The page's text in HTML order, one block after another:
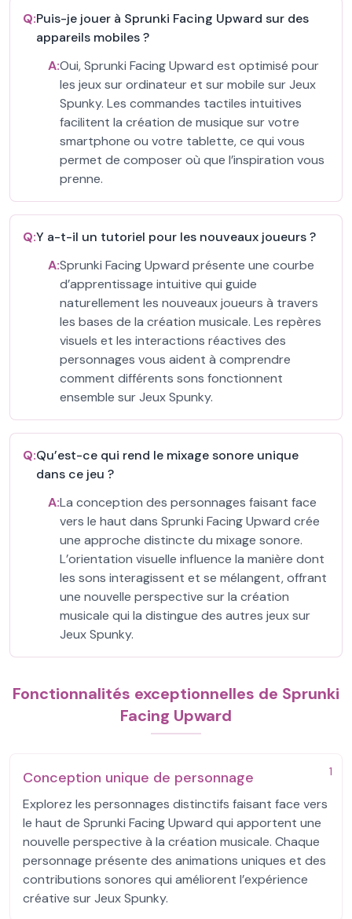
Q:Puis-je jouer à Sprunki Facing Upward sur des
appareils mobiles ?
A:Oui, Sprunki Facing Upward est optimisé pour
les jeux sur ordinateur et sur mobile sur Jeux
Spunky. Les commandes tactiles intuitives
facilitent la création de musique sur votre
smartphone ou votre tablette, ce qui vous
permet de composer où que l’inspiration vous
prenne.
Q:Y a-t-il un tutoriel pour les nouveaux joueurs ?
A:Sprunki Facing Upward présente une courbe
d’apprentissage intuitive qui guide
naturellement les nouveaux joueurs à travers
les bases de la création musicale. Les repères
visuels et les interactions réactives des
personnages vous aident à comprendre
comment différents sons fonctionnent
ensemble sur Jeux Spunky.
Q:Qu’est-ce qui rend le mixage sonore unique
dans ce jeu ?
A:La conception des personnages faisant face
vers le haut dans Sprunki Facing Upward crée
une approche distincte du mixage sonore.
L’orientation visuelle influence la manière dont
les sons interagissent et se mélangent, offrant
une nouvelle perspective sur la création
musicale qui la distingue des autres jeux sur
Jeux Spunky.
Fonctionnalités exceptionnelles de Sprunki
Facing Upward
1
Conception unique de personnage
Explorez les personnages distinctifs faisant face vers
le haut de Sprunki Facing Upward qui apportent une
nouvelle perspective à la création musicale. Chaque
personnage présente des animations uniques et des
contributions sonores qui améliorent l’expérience
créative sur Jeux Spunky.